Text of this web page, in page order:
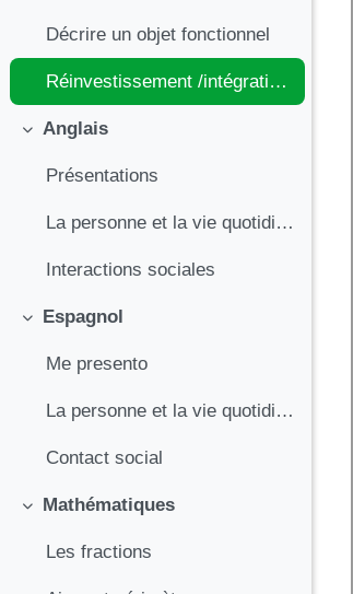
Décrire un objet fonctionnel
Réinvestissement /intégration et évaluation
Replier
Anglais
Présentations
La personne et la vie quotidienne (l'environnement, les loisirs)
Interactions sociales
Replier
Espagnol
Me presento
La personne et la vie quotidienne
Contact social
Replier
Mathématiques
Les fractions